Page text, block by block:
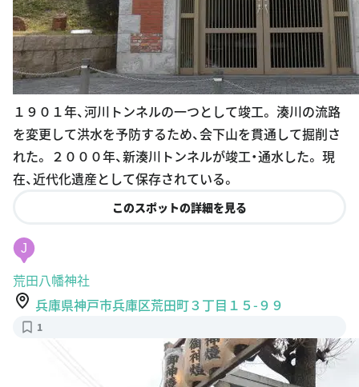
１９０１年、河川トンネルの一つとして竣工。 湊川の流路
を変更して洪水を予防するため、会下山を貫通して掘削さ
れた。 ２０００年、新湊川トンネルが竣工・通水した。 現
在、近代化遺産として保存されている。
このスポットの詳細を見る
J
荒田八幡神社
兵庫県神戸市兵庫区荒田町３丁目１５-９９
1